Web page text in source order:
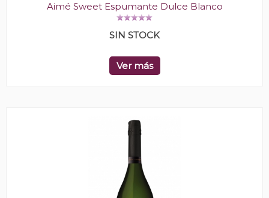
Aimé Sweet Espumante Dulce Blanco
SIN STOCK
Ver más